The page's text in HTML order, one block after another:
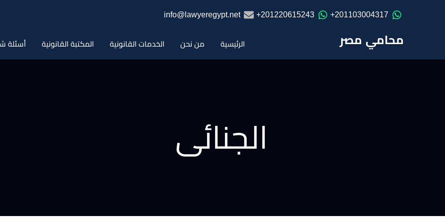
201103004317+
201220615243+
info@lawyeregypt.net
محامي مصر الرئيسية من نحن الخدمات القانونية المكتبة القانونية أسئلة
الجنائى